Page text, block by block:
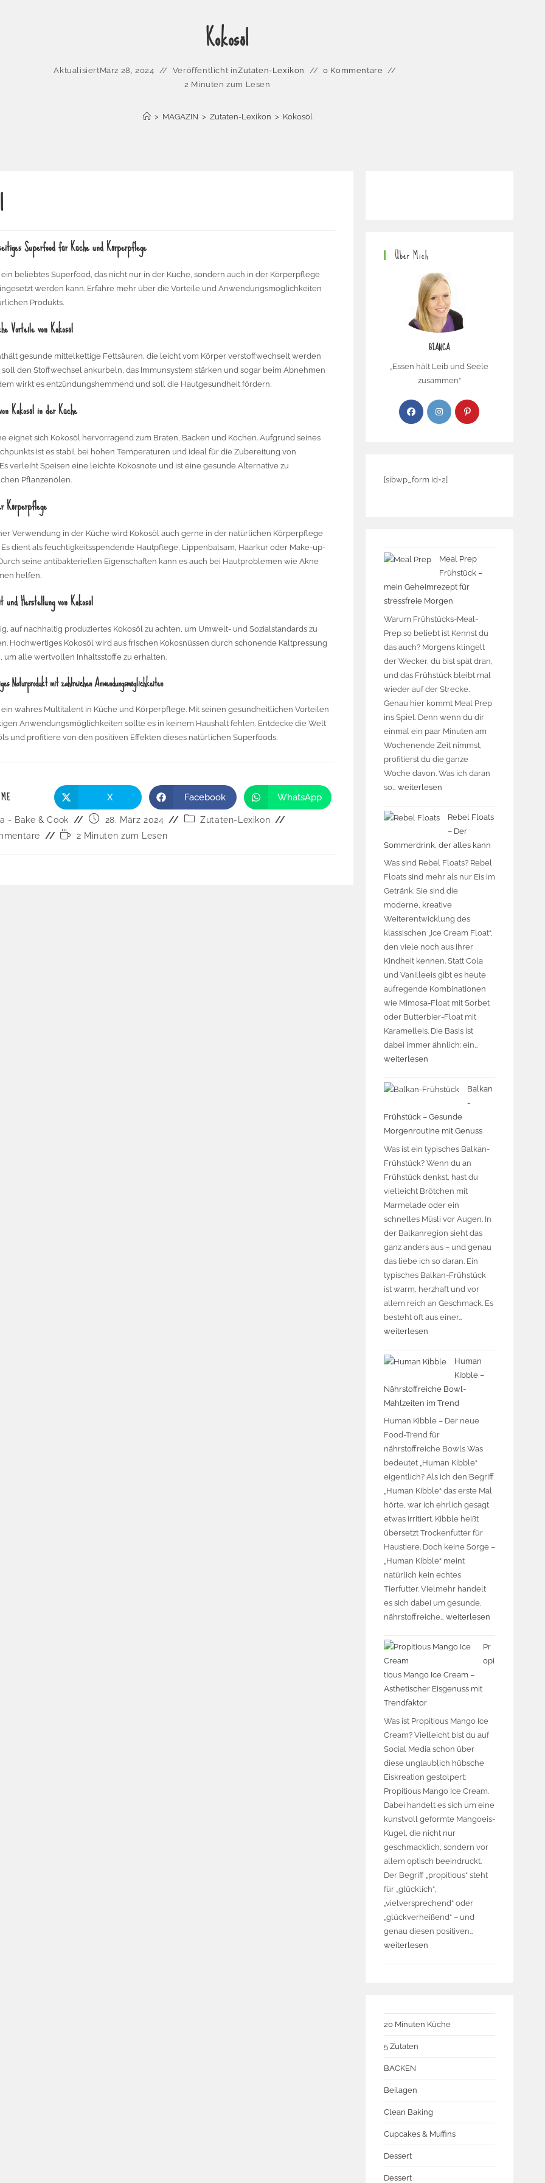
Kokosöl
AktualisiertMärz 28, 2024 Veröffentlicht inZutaten-Lexikon
0 Kommentare
2 Minuten zum Lesen
> MAGAZIN > Zutaten-Lexikon > Kokosöl
Superfood für Küche und Körperpflege
ein beliebtes Superfood, das nicht nur in der Küche, sondern auch in der Körperpflege
werden kann. Erfahre mehr über die Vorteile und Anwendungsmöglichkeiten
Produkts.
Vorteile von Kokosöl
gesunde mittelkettige Fettsäuren, die leicht vom Körper verstoffwechselt werden
soll den Stoffwechsel ankurbeln, das Immunsystem stärken und sogar beim Abnehmen
wirkt es entzündungshemmend und soll die Hautgesundheit fördern.
Kokosöl in der Küche
eignet sich Kokosöl hervorragend zum Braten, Backen und Kochen. Aufgrund seines
ist es stabil bei hohen Temperaturen und ideal für die Zubereitung von
verleiht Speisen eine leichte Kokosnote und ist eine gesunde Alternative zu
Pflanzenölen.
Körperpflege
Verwendung in der Küche wird Kokosöl auch gerne in der natürlichen Körperpflege
Es dient als feuchtigkeitsspendende Hautpflege, Lippenbalsam, Haarkur oder Make-up-
seine antibakteriellen Eigenschaften kann es auch bei Hautproblemen wie Akne
helfen.
und Herstellung von Kokosöl
auf nachhaltig produziertes Kokosöl zu achten, um Umwelt- und Sozialstandards zu
Hochwertiges Kokosöl wird aus frischen Kokosnüssen durch schonende Kaltpressung
um alle wertvollen Inhaltsstoffe zu erhalten.
Naturprodukt mit zahlreichen Anwendungsmöglichkeiten
ein wahres Multitalent in Küche und Körperpflege. Mit seinen gesundheitlichen Vorteilen
Anwendungsmöglichkeiten sollte es in keinem Haushalt fehlen. Entdecke die Welt
und profitiere von den positiven Effekten dieses natürlichen Superfoods.
X Facebook WhatsApp
- Bake & Cook 28. März 2024
Zutaten-Lexikon
2 Minuten zum Lesen
Über Mich
BIANCA
„Essen hält Leib und Seele
zusammen“
[sibwp_form id=2]
Meal Prep
Frühstück –
mein Geheimrezept für
stressfreie Morgen
Warum Frühstücks-Meal-
Prep so beliebt ist Kennst du
das auch? Morgens klingelt
der Wecker, du bist spät dran,
und das Frühstück bleibt mal
wieder auf der Strecke.
Genau hier kommt Meal Prep
ins Spiel. Denn wenn du dir
einmal ein paar Minuten am
Wochenende Zeit nimmst,
profitierst du die ganze
Woche davon. Was ich daran
so… weiterlesen
Rebel Floats
– Der
Sommerdrink, der alles kann
Was sind Rebel Floats? Rebel
Floats sind mehr als nur Eis im
Getränk. Sie sind die
moderne, kreative
Weiterentwicklung des
klassischen „Ice Cream Float“,
den viele noch aus ihrer
Kindheit kennen. Statt Cola
und Vanilleeis gibt es heute
aufregende Kombinationen
wie Mimosa-Float mit Sorbet
oder Butterbier-Float mit
Karamelleis. Die Basis ist
dabei immer ähnlich: ein…
weiterlesen
Balkan
-
Frühstück – Gesunde
Morgenroutine mit Genuss
Was ist ein typisches Balkan-
Frühstück? Wenn du an
Frühstück denkst, hast du
vielleicht Brötchen mit
Marmelade oder ein
schnelles Müsli vor Augen. In
der Balkanregion sieht das
ganz anders aus – und genau
das liebe ich so daran. Ein
typisches Balkan-Frühstück
ist warm, herzhaft und vor
allem reich an Geschmack. Es
besteht oft aus einer…
weiterlesen
Human
Kibble –
Nährstoffreiche Bowl-
Mahlzeiten im Trend
Human Kibble – Der neue
Food-Trend für
nährstoffreiche Bowls Was
bedeutet „Human Kibble“
eigentlich? Als ich den Begriff
„Human Kibble“ das erste Mal
hörte, war ich ehrlich gesagt
etwas irritiert. Kibble heißt
übersetzt Trockenfutter für
Haustiere. Doch keine Sorge –
„Human Kibble“ meint
natürlich kein echtes
Tierfutter. Vielmehr handelt
es sich dabei um gesunde,
nährstoffreiche… weiterlesen
Pr
opi
tious Mango Ice Cream –
Ästhetischer Eisgenuss mit
Trendfaktor
Was ist Propitious Mango Ice
Cream? Vielleicht bist du auf
Social Media schon über
diese unglaublich hübsche
Eiskreation gestolpert:
Propitious Mango Ice Cream.
Dabei handelt es sich um eine
kunstvoll geformte Mangoeis-
Kugel, die nicht nur
geschmacklich, sondern vor
allem optisch beeindruckt.
Der Begriff „propitious“ steht
für „glücklich“,
„vielversprechend“ oder
„glückverheißend“ – und
genau diesen positiven…
weiterlesen
20 Minuten Küche
5 Zutaten
BACKEN
Beilagen
Clean Baking
Cupcakes & Muffins
Dessert
Dessert